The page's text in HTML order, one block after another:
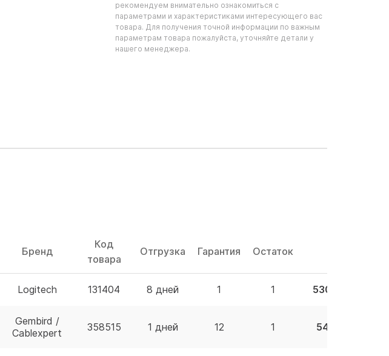
рекомендуем внимательно ознакомиться с
параметрами и характеристиками интересующего вас
товара. Для получения точной информации по важным
параметрам товара пожалуйста, уточняйте детали у
нашего менеджера.
Бренд
Код
товара
Отгрузка Гарантия Остаток
Logitech 131404 8 дней 1 1 530.50 BYN
Gembird /
Cablexpert
358515 1 дней 12 1 54.61 BYN